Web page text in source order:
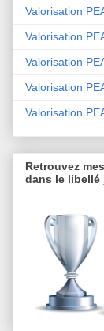
Valorisation
Valorisation
Valorisation
Valorisation
Valorisation
Retrouvez
dans le libellé